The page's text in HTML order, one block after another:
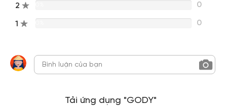
2 0
1 0
Tải ứng dụng "GODY"